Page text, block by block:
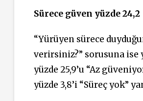
Sürece güven yüzde 24,2
“Yürüyen sürece
verirsiniz?” sorusuna ise
yüzde 25,9’u “Az
yüzde 3,8’i “Süreç yok”